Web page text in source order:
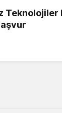
Teknolojiler